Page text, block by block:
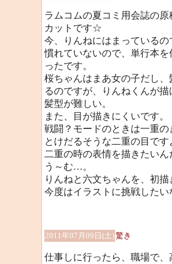
ラムコムの夏コミ用会誌の
カットです☆
今、りんねにはまっている
慣れていないので、単行本
ったです。
桜ちゃんはまあ女の子だし
るのですが、りんねくんが描
髪型が難しい。
また、目が描きにくいです。
戦闘？モードのときは一重
とけだるそうな二重の目です
二重の時の表情を描きたい
う～む…。
りんねと六文ちゃんを、初
今度はイラストに挑戦したい
2011年07月09日(土)驚き
仕事しに行ったら、職場で